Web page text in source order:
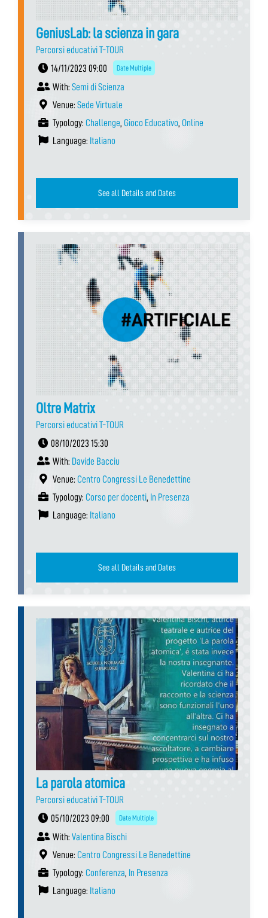
GeniusLab: la scienza in gara
Percorsi educativi T-TOUR
14/11/2023 09:00
Date Multiple
With: Semi di Scienza
Venue: Sede Virtuale
Typology: Challenge, Gioco Educativo, Online
Language: Italiano
See all Details and Dates
Oltre Matrix
Percorsi educativi T-TOUR
08/10/2023 15:30
With: Davide Bacciu
Venue: Centro Congressi Le Benedettine
Typology: Corso per docenti, In Presenza
Language: Italiano
See all Details and Dates
La parola atomica
Percorsi educativi T-TOUR
05/10/2023 09:00
Date Multiple
With: Valentina Bischi
Venue: Centro Congressi Le Benedettine
Typology: Conferenza, In Presenza
Language: Italiano